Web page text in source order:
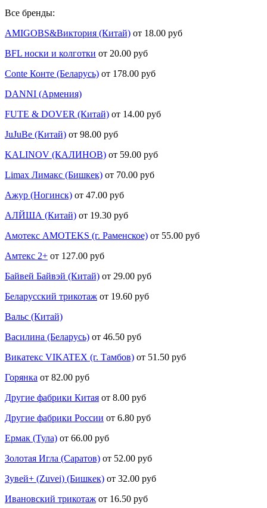
Все бренды:
AMIGOBS&Виктория (Китай) от 18.00 руб
BFL носки и колготки от 20.00 руб
Conte Конте (Беларусь) от 178.00 руб
DANNI (Армения)
FUTE & DOVER (Китай) от 14.00 руб
JuJuBe (Китай) от 98.00 руб
KALINOV (КАЛИНОВ) от 59.00 руб
Limax Лимакс (Бишкек) от 70.00 руб
Ажур (Ногинск) от 47.00 руб
АЛЙША (Китай) от 19.30 руб
Амотекс AMOTEKS (г. Раменское) от 55.00 руб
Амтекс 2+ от 127.00 руб
Байвей Байвэй (Китай) от 29.00 руб
Беларусский трикотаж от 19.60 руб
Вальс (Китай)
Василина (Беларусь) от 46.50 руб
Викатекс VIKATEX (г. Тамбов) от 51.50 руб
Горянка от 82.00 руб
Другие фабрики Китая от 8.00 руб
Другие фабрики России от 6.80 руб
Ермак (Тула) от 66.00 руб
Золотая Игла (Саратов) от 52.00 руб
Зувей+ (Zuvei) (Бишкек) от 32.00 руб
Ивановский трикотаж от 16.50 руб